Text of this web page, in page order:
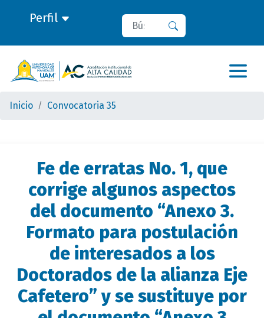
Perfil Buscar
Inicio Convocatoria 35
Fe de erratas No. 1, que
corrige algunos aspectos
del documento “Anexo 3.
Formato para postulación
de interesados a los
Doctorados de la alianza Eje
Cafetero” y se sustituye por